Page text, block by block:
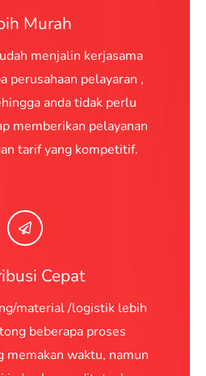
Murah
menjalin kerjasama
perusahaan pelayaran ,
anda tidak perlu
memberikan pelayanan
tarif yang kompetitif.
Cepat
material /logistik lebih
beberapa proses
memakan waktu, namun